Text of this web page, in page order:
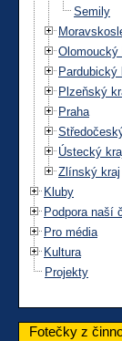
Semily
Olomoucký
Pardubický
Plzeňský
Praha
Ústecký
Zlínský kraj
Kluby
Podpora naší
Pro média
Kultura
Projekty
Fotečky z